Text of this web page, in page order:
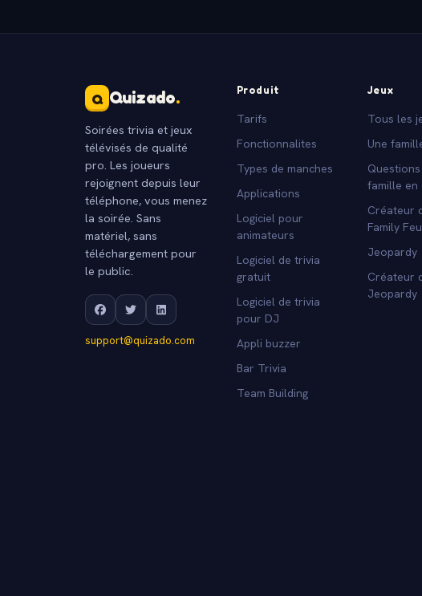
Q Quizado.
Soirées trivia et jeux
télévisés de qualité
pro. Les joueurs
rejoignent depuis leur
téléphone, vous menez
la soirée. Sans
matériel, sans
téléchargement pour
le public.
support@quizado.com
Produit
Tarifs
Fonctionnalites
Types de manches
Applications
Logiciel pour
animateurs
Logiciel de trivia
gratuit
Logiciel de trivia
pour DJ
Appli buzzer
Bar Trivia
Team Building
Jeux
Tous les
Une
Questions
famille en
Créateur
Family
Jeopardy
Créateur
Jeopardy